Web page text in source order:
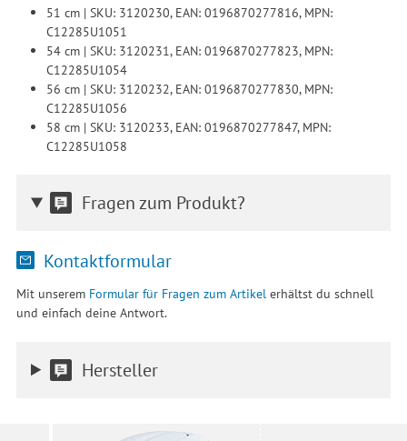
51 cm | SKU: 3120230, EAN: 0196870277816, MPN:
C12285U1051
54 cm | SKU: 3120231, EAN: 0196870277823, MPN:
C12285U1054
56 cm | SKU: 3120232, EAN: 0196870277830, MPN:
C12285U1056
58 cm | SKU: 3120233, EAN: 0196870277847, MPN:
C12285U1058
Fragen zum Produkt?
Kontaktformular
Mit unserem Formular für Fragen zum Artikelerhältst du schnell
und einfach deine Antwort.
Hersteller